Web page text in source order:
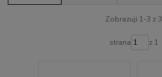
Zobrazuji 1-3 z 3
strana z 1